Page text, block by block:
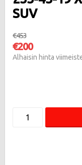
SUV
€453
€200
Alhaisin hinta